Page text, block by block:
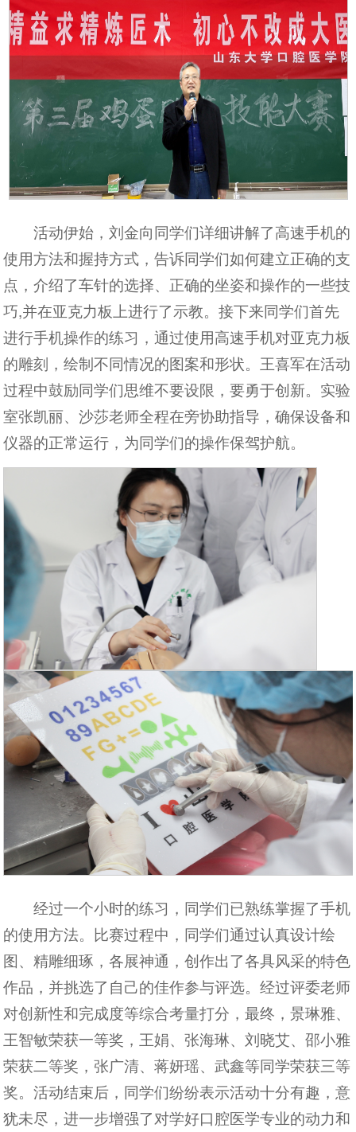
活动伊始，刘金向同学们详细讲解了高速手机的
使用方法和握持方式，告诉同学们如何建立正确的支
点，介绍了车针的选择、正确的坐姿和操作的一些技
巧,并在亚克力板上进行了示教。接下来同学们首先
进行手机操作的练习，通过使用高速手机对亚克力板
的雕刻，绘制不同情况的图案和形状。王喜军在活动
过程中鼓励同学们思维不要设限，要勇于创新。实验
室张凯丽、沙莎老师全程在旁协助指导，确保设备和
仪器的正常运行，为同学们的操作保驾护航。
经过一个小时的练习，同学们已熟练掌握了手机
的使用方法。比赛过程中，同学们通过认真设计绘
图、精雕细琢，各展神通，创作出了各具风采的特色
作品，并挑选了自己的佳作参与评选。经过评委老师
对创新性和完成度等综合考量打分，最终，景琳雅、
王智敏荣获一等奖，王娟、张海琳、刘晓艾、邵小雅
荣获二等奖，张广清、蒋妍瑶、武鑫等同学荣获三等
奖。活动结束后，同学们纷纷表示活动十分有趣，意
犹未尽，进一步增强了对学好口腔医学专业的动力和